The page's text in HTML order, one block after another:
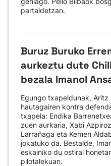
partaidetzan.
Buruz Buruko
aurkeztu dute
bezala Imanol
Egungo txapeldunak,
hautagairen kontra
txapela: Endika
zuen aurkaria, Xabi
Larrañaga eta Kemen
jokatuko da. Bestalde,
eskainiko du ostiral
pilotalekuan.